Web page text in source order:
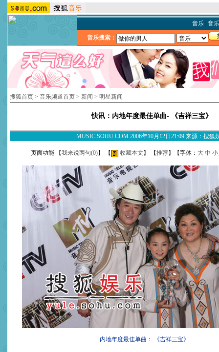
音乐| 音
音乐搜索：
搜狐首页 > 音乐频道首页 > 新闻 > 明星新闻
快讯：内地年度最佳单曲- 《吉祥三宝》
MUSIC.SOHU.COM 2006年10月12日21:09 来源：搜狐
页面功能 【我来说两句(0)】 【 收藏本文 】 【推荐】【字体： 大 中 小
内地年度最佳单曲： 《吉祥三宝》